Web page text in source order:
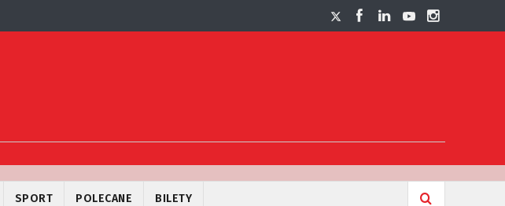
SPORT POLECANE BILETY